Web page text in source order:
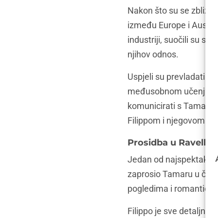
Nakon što su se
između Europe i
industriji, suočili su se
njihov odnos.
Uspjeli su prevladati
međusobnom učenju
komunicirati s
Filippom i njegovom
Prosidba u
Jedan od
zaprosio Tamaru u
pogledima i
Filippo je sve detaljno